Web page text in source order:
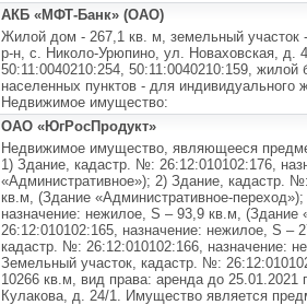
АКБ «МФТ-Банк» (ОАО)
Жилой дом - 267,1 кв. м, земельный участок
р-н, с. Николо-Урюпино, ул. Новаховская, д.
50:11:0040210:254, 50:11:0040210:159,
населенных пунктов - для индивидуального
Недвижимое имущество:
ОАО «ЮгРосПродукт»
Недвижимое имущество, являющееся
1) Здание, кадастр. №: 26:12:010102:176,
«Административное»); 2) Здание, кадастр.
кв.м, (Здание «Административное-
назначение: нежилое, S – 93,9 кв.м,
26:12:010102:165, назначение: нежилое, S –
кадастр. №: 26:12:010102:166, назначение:
Земельный участок, кадастр. №:
10266 кв.м, вид права: аренда до
Кулакова, д. 24/1. Имущество является